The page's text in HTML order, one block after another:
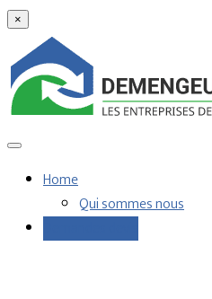
×
Home
Qui sommes nous